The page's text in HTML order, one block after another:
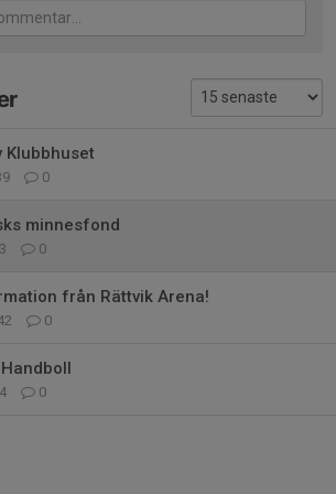
Klubbhuset
0
minnesfond
0
från Rättvik Arena!
0
0